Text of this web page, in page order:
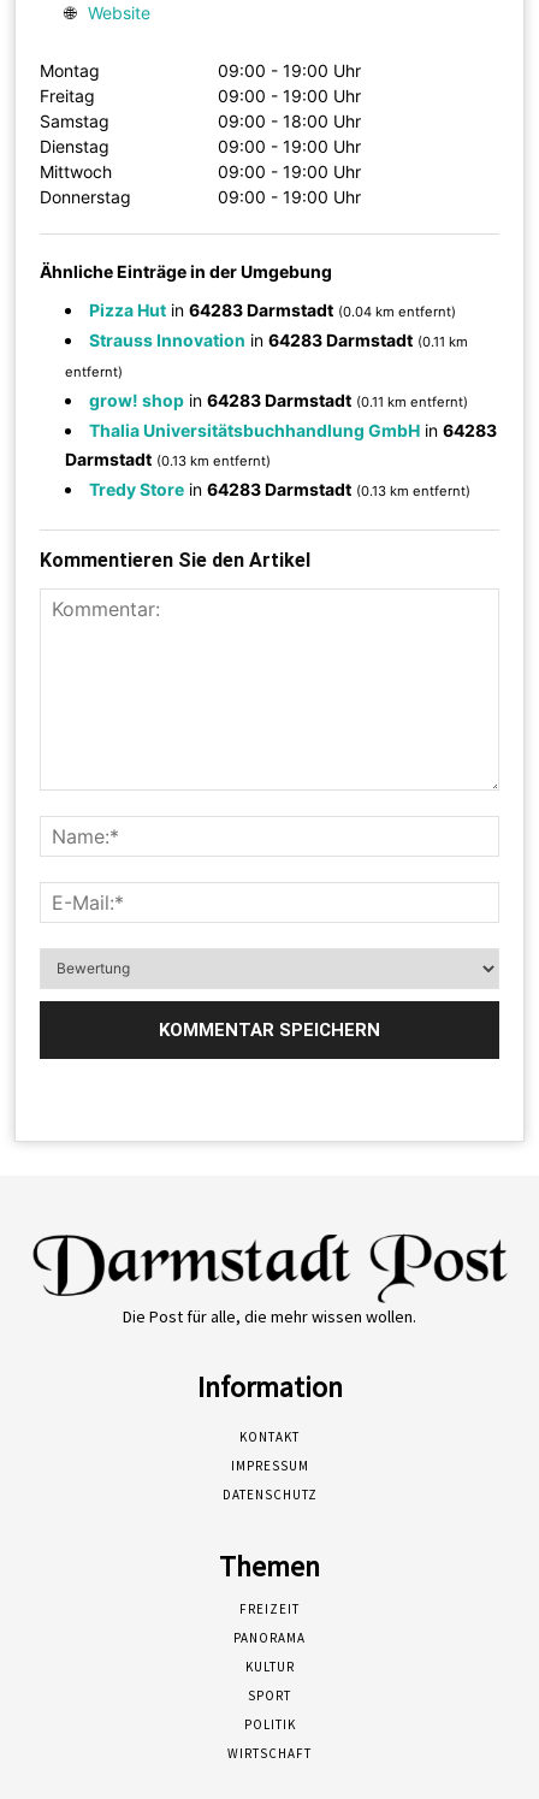
🌐 Website
Montag
09:00 - 19:00 Uhr
Freitag
09:00 - 19:00 Uhr
Samstag
09:00 - 18:00 Uhr
Dienstag
09:00 - 19:00 Uhr
Mittwoch
09:00 - 19:00 Uhr
Donnerstag
09:00 - 19:00 Uhr
Ähnliche Einträge in der Umgebung
Pizza Hut in64283 Darmstadt (0.04 km entfernt)
Strauss Innovation in64283 Darmstadt (0.11 km
entfernt)
grow! shop in64283 Darmstadt (0.11 km entfernt)
Thalia Universitätsbuchhandlung GmbH in64283
Darmstadt (0.13 km entfernt)
Tredy Store in64283 Darmstadt (0.13 km entfernt)
Kommentieren Sie den Artikel
Die Post für alle, die mehr wissen wollen.
Information
KONTAKT
IMPRESSUM
DATENSCHUTZ
Themen
FREIZEIT
PANORAMA
KULTUR
SPORT
POLITIK
WIRTSCHAFT